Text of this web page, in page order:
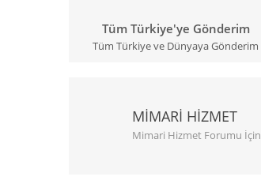
Tüm Türkiye'ye Gönderim
Tüm Türkiye ve Dünyaya Gönderim
MİMARİ HİZMET
Mimari Hizmet Forumu İçin